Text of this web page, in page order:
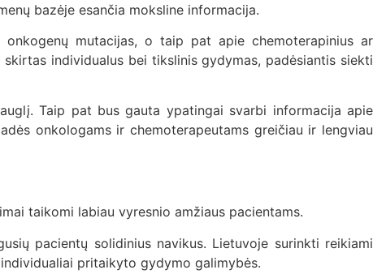
bazėje esančia moksline informacija.
mutacijas, o taip pat apie chemoterapinius ar
individualus bei tikslinis gydymas, padėsiantis siekti
Taip pat bus gauta ypatingai svarbi informacija apie
onkologams ir chemoterapeutams greičiau ir lengviau
taikomi labiau vyresnio amžiaus pacientams.
pacientų solidinius navikus. Lietuvoje surinkti reikiami
pritaikyto gydymo galimybės.